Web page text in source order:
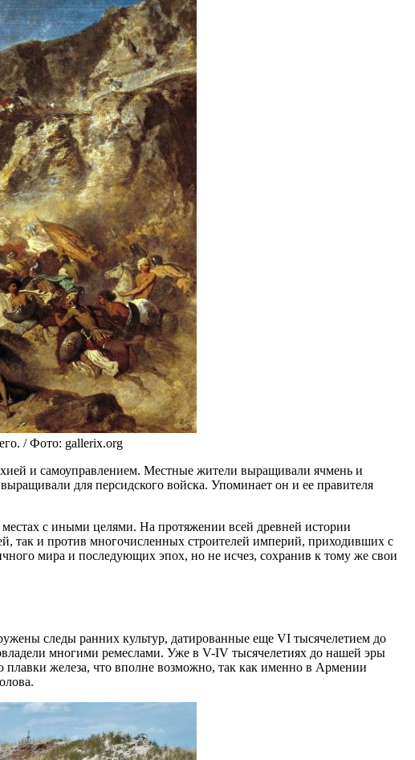
/ Фото: gallerix.org
и самоуправлением. Местные жители выращивали ячмень и
для персидского войска. Упоминает он и ее правителя
с иными целями. На протяжении всей древней истории
так и против многочисленных строителей империй, приходивших с
мира и последующих эпох, но не исчез, сохранив к тому же свои
следы ранних культур, датированные еще VI тысячелетием до
многими ремеслами. Уже в V-IV тысячелетиях до нашей эры
плавки железа, что вполне возможно, так как именно в Армении